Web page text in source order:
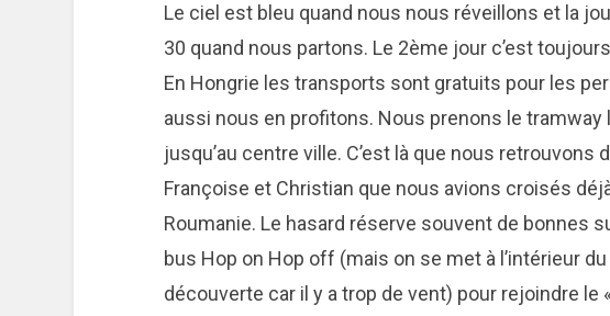
Le ciel est bleu quand nous nous réveillons et la
30 quand nous partons. Le 2ème jour c’est
En Hongrie les transports sont gratuits pour les
aussi nous en profitons. Nous prenons le tramway
jusqu’au centre ville. C’est là que nous
Françoise et Christian que nous avions croisés
Roumanie. Le hasard réserve souvent de bonnes
bus Hop on Hop off (mais on se met à l’intérieur
découverte car il y a trop de vent) pour rejoindre le